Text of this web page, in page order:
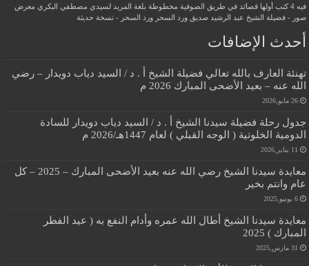
فيه 4 كتب أولها قصائد في طريق الصوفية
مخطوطة بلغة المريد لسيدي مصطفي البكري معرض
صور - فضيلة الشيخ عبد الرشيد صديق
ورد السحر ورد السحر - نسخة حديثة
أحدث الإضافات
تهنئة العارف بالله تعالي فضيلة الشيخ أ . د / السيد دياب دويدار – رضي
الله عنه – بعيد الأضحى المبارك 2026 م
26 مايو,2026
جدول رحلة فضيلة سيدنا الشيخ أ . د / السيد دياب دويدار للسادة
الدومية الخلوتية ( الوجه القبلي ) لعام 1447هـ/2026 م
11 يناير,2026
معايدة سيدنا الشيخ رضي الله عنه بعيد الأضحى المبارك – 2025 – كل
عام وانتم بخير
6 يونيو,2025
معايدة سيدنا الشيخ أطال الله عمره وأدام النفع به ( عيد الفطر
المبارك ) 2025
31 مارس,2025